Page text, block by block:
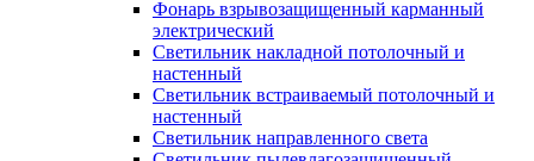
Фонарь взрывозащищенный карманный
электрический
Светильник накладной потолочный и
настенный
Светильник встраиваемый потолочный и
настенный
Светильник направленного света